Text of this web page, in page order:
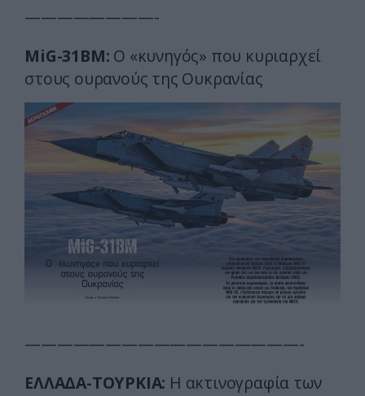
————————-
MiG-31BM: Ο «κυνηγός» που κυριαρχεί
στους ουρανούς της Ουκρανίας
—————————————————-
ΕΛΛΑΔΑ-ΤΟΥΡΚΙΑ: Η ακτινογραφία των